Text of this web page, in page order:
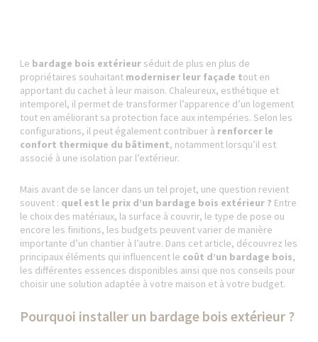
Le bardage bois extérieur séduit de plus en plus de
propriétaires souhaitant moderniser leur façade tout en
apportant du cachet à leur maison. Chaleureux, esthétique et
intemporel, il permet de transformer l’apparence d’un logement
tout en améliorant sa protection face aux intempéries. Selon les
configurations, il peut également contribuer à renforcer le
confort thermique du bâtiment, notamment lorsqu’il est
associé à une isolation par l’extérieur.
Mais avant de se lancer dans un tel projet, une question revient
souvent : quel est le prix d’un bardage bois extérieur ? Entre
le choix des matériaux, la surface à couvrir, le type de pose ou
encore les finitions, les budgets peuvent varier de manière
importante d’un chantier à l’autre. Dans cet article, découvrez les
principaux éléments qui influencent le coût d’un bardage bois,
les différentes essences disponibles ainsi que nos conseils pour
choisir une solution adaptée à votre maison et à votre budget.
Pourquoi installer un bardage bois extérieur ?